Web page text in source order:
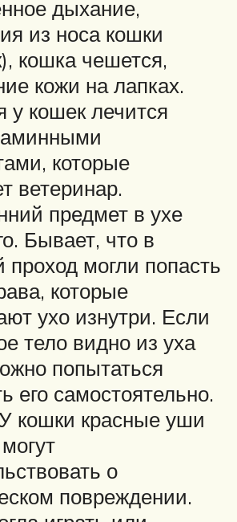
дыхание,
из носа кошки
кошка чешется,
кожи на лапках.
у кошек лечится
которые
ветеринар.
предмет в ухе
Бывает, что в
проход могли попасть
которые
ухо изнутри. Если
тело видно из уха
попытаться
его самостоятельно.
кошки красные уши
о
повреждении.